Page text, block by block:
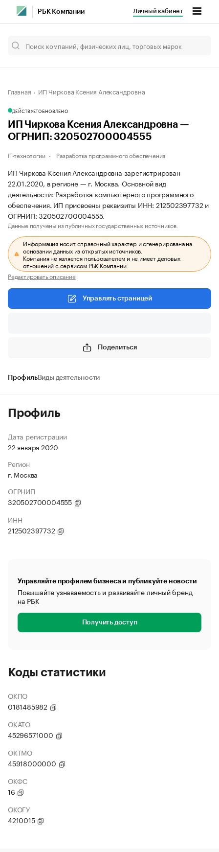
РБК Компании Личный кабинет
Главная ИП Чиркова Ксения Александровна
ДЕЙСТВУЕТОБНОВЛЕНО
ИП Чиркова Ксения Александровна —
ОГРНИП: 320502700004555
IT-технологии Разработка программного обеспечения
ИП Чиркова Ксения Александровна зарегистрирован
22.01.2020, в регионе — г. Москва. Основной вид
деятельности: Разработка компьютерного программного
обеспечения. ИП присвоены реквизиты ИНН: 212502397732 и
ОГРНИП: 320502700004555.
Данные получены из публичных государственных источников.
Информация носит справочный характер и сгенерирована на
основании данных из открытых источников.
Компания не является пользователем и не имеет деловых
отношений с сервисом РБК Компании.
Редактировать описание
Управлять страницей
Поделиться
ПрофильВиды деятельности
Профиль
Дата регистрации
22 января 2020
Регион
г. Москва
ОГРНИП
320502700004555
ИНН
212502397732
Управляйте профилем бизнеса и публикуйте новости
Повышайте узнаваемость и развивайте личный бренд
на РБК
Получить доступ
Коды статистики
ОКПО
0181485982
ОКАТО
45296571000
ОКТМО
45918000000
ОКФС
16
ОКОГУ
4210015